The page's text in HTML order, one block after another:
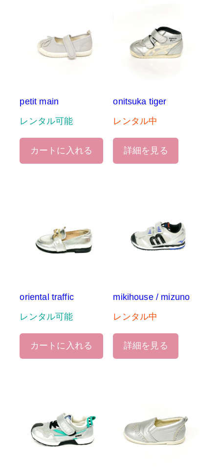
petit main
レンタル可能
カートに入れる
onitsuka tiger
レンタル中
詳細を見る
oriental traffic
レンタル可能
カートに入れる
mikihouse / mizuno
レンタル中
詳細を見る